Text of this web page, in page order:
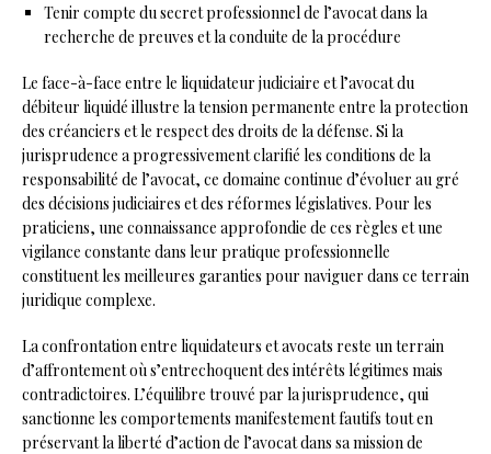
Tenir compte du secret professionnel de l’avocat dans la
recherche de preuves et la conduite de la procédure
Le face-à-face entre le liquidateur judiciaire et l’avocat du
débiteur liquidé illustre la tension permanente entre la protection
des créanciers et le respect des droits de la défense. Si la
jurisprudence a progressivement clarifié les conditions de la
responsabilité de l’avocat, ce domaine continue d’évoluer au gré
des décisions judiciaires et des réformes législatives. Pour les
praticiens, une connaissance approfondie de ces règles et une
vigilance constante dans leur pratique professionnelle
constituent les meilleures garanties pour naviguer dans ce terrain
juridique complexe.
La confrontation entre liquidateurs et avocats reste un terrain
d’affrontement où s’entrechoquent des intérêts légitimes mais
contradictoires. L’équilibre trouvé par la jurisprudence, qui
sanctionne les comportements manifestement fautifs tout en
préservant la liberté d’action de l’avocat dans sa mission de